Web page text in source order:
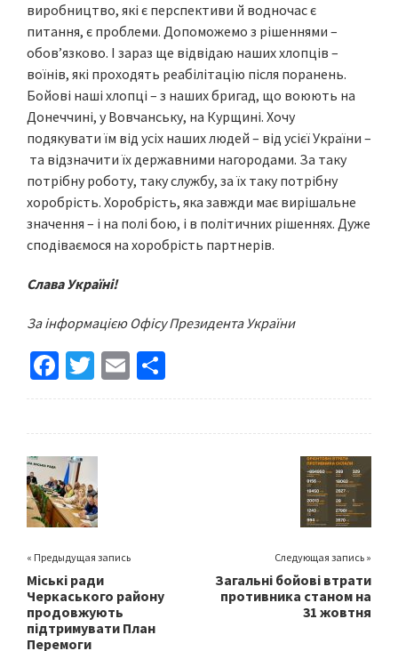
виробництво, які є перспективи й водночас є
питання, є проблеми. Допоможемо з рішеннями –
обов’язково. І зараз ще відвідаю наших хлопців –
воїнів, які проходять реабілітацію після поранень.
Бойові наші хлопці – з наших бригад, що воюють на
Донеччині, у Вовчанську, на Курщині. Хочу
подякувати їм від усіх наших людей – від усієї України –
та відзначити їх державними нагородами. За таку
потрібну роботу, таку службу, за їх таку потрібну
хоробрість. Хоробрість, яка завжди має вирішальне
значення – і на полі бою, і в політичних рішеннях. Дуже
сподіваємося на хоробрість партнерів.
Слава Україні!
За інформацією Офісу Президента України
Fa
ce
o
o
k
T
wi
er
E
m h
« Предыдущая запись
Міські ради
Черкаського району
продовжують
підтримувати План
Перемоги
Следующая запись »
Загальні бойові втрати
противника станом на
31 жовтня